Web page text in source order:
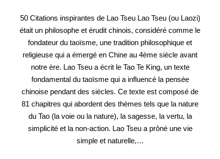
50 Citations inspirantes de Lao Tseu Lao Tseu (ou Laozi)
était un philosophe et érudit chinois, considéré comme le
fondateur du taoïsme, une tradition philosophique et
religieuse qui a émergé en Chine au 4ème siècle avant
notre ère. Lao Tseu a écrit le Tao Te King, un texte
fondamental du taoïsme qui a influencé la pensée
chinoise pendant des siècles. Ce texte est composé de
81 chapitres qui abordent des thèmes tels que la nature
du Tao (la voie ou la nature), la sagesse, la vertu, la
simplicité et la non-action. Lao Tseu a prôné une vie
simple et naturelle,…